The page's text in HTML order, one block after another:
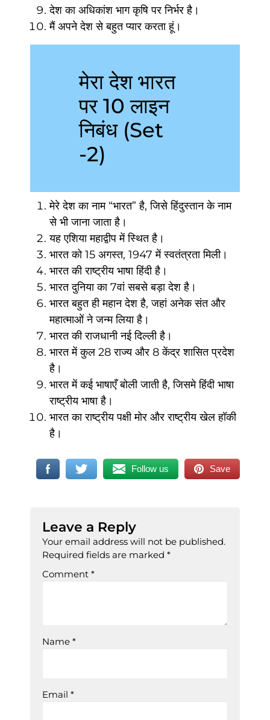
देश का अधिकांश भाग कृषि पर निर्भर है।
मैं अपने देश से बहुत प्यार करता हूं।
मेरा देश भारत
पर 10 लाइन
निबंध (Set
-2)
मेरे देश का नाम “भारत” है, जिसे हिंदुस्तान के नाम
से भी जाना जाता है।
यह एशिया महाद्वीप में स्थित है।
भारत को 15 अगस्त, 1947 में स्वतंत्रता मिली।
भारत की राष्ट्रीय भाषा हिंदी है।
भारत दुनिया का 7वां सबसे बड़ा देश है।
भारत बहुत ही महान देश है, जहां अनेक संत और
महात्माओं ने जन्म लिया है।
भारत की राजधानी नई दिल्ली है।
भारत में कुल 28 राज्य और 8 केंद्र शासित प्रदेश
है।
भारत में कई भाषाएँ बोली जाती है, जिसमे हिंदी भाषा
राष्ट्रीय भाषा है।
भारत का राष्ट्रीय पक्षी मोर और राष्ट्रीय खेल हॉकी
है।
Follow us Save
Leave a Reply
Your email address will not be published.
Required fields are marked *
Comment *
Name *
Email *